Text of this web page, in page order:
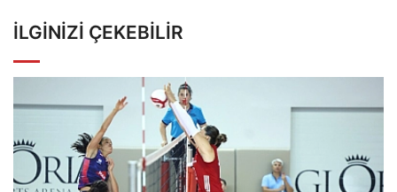
İLGINIZI ÇEKEBILIR